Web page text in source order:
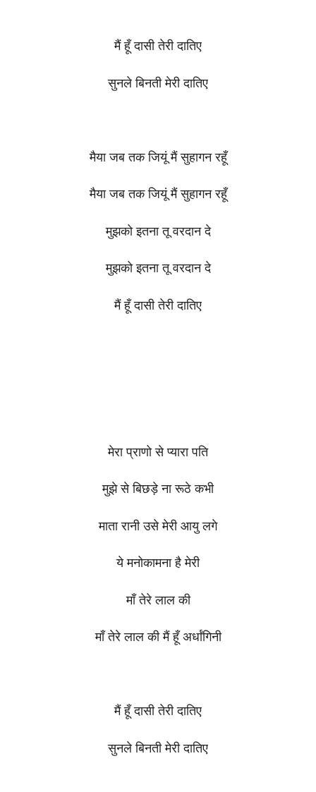
मैं हूँ दासी तेरी दातिए
सुनले बिनती मेरी दातिए
मैया जब तक जियूं मैं सुहागन रहूँ
मैया जब तक जियूं मैं सुहागन रहूँ
मुझको इतना तू वरदान दे
मुझको इतना तू वरदान दे
मैं हूँ दासी तेरी दातिए
मेरा प्राणो से प्यारा पति
मुझे से बिछड़े ना रूठे कभी
माता रानी उसे मेरी आयु लगे
ये मनोकामना है मेरी
माँ तेरे लाल की
माँ तेरे लाल की मैं हूँ अर्धांगिनी
मैं हूँ दासी तेरी दातिए
सुनले बिनती मेरी दातिए